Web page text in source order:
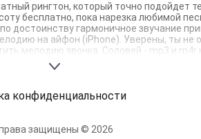
рингтон, который точно подойдет
бесплатно, пока нарезка любимой
достоинству гармоничное звучание
на айфон (iPhone). Уверены, ты
мелодию звонка. Соловей - mp3 и
конфиденциальности
защищены © 2026